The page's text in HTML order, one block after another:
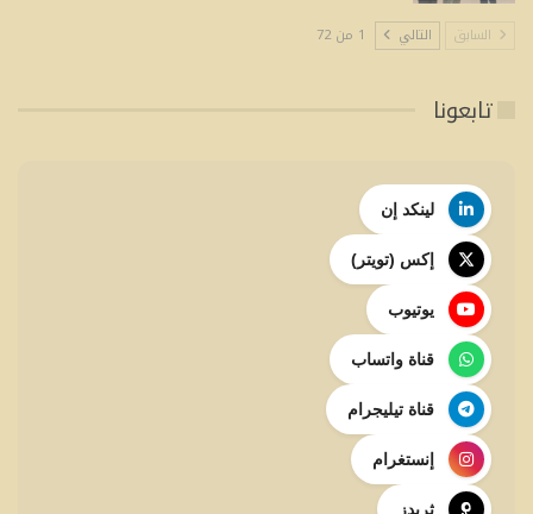
السابق التالي 1 من 72
تابعونا
لينكد إن
إكس (تويتر)
يوتيوب
قناة واتساب
قناة تيليجرام
إنستغرام
ثريدز